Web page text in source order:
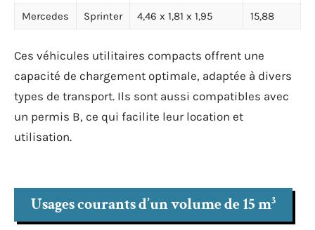
Mercedes
Sprinter 4,46 x 1,81 x 1,95 15,88
Ces véhicules utilitaires compacts offrent une
capacité de chargement optimale, adaptée à divers
types de transport. Ils sont aussi compatibles avec
un permis B, ce qui facilite leur location et
utilisation.
Usages courants d’un volume de 15 m³